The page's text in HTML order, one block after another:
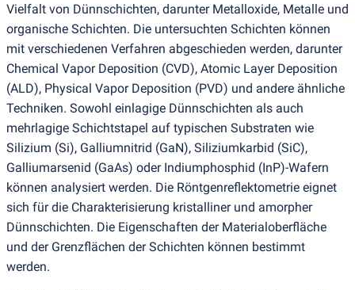
Vielfalt von Dünnschichten, darunter Metalloxide, Metalle und
organische Schichten. Die untersuchten Schichten können
mit verschiedenen Verfahren abgeschieden werden, darunter
Chemical Vapor Deposition (CVD), Atomic Layer Deposition
(ALD), Physical Vapor Deposition (PVD) und andere ähnliche
Techniken. Sowohl einlagige Dünnschichten als auch
mehrlagige Schichtstapel auf typischen Substraten wie
Silizium (Si), Galliumnitrid (GaN), Siliziumkarbid (SiC),
Galliumarsenid (GaAs) oder Indiumphosphid (InP)-Wafern
können analysiert werden. Die Röntgenreflektometrie eignet
sich für die Charakterisierung kristalliner und amorpher
Dünnschichten. Die Eigenschaften der Materialoberfläche
und der Grenzflächen der Schichten können bestimmt
werden.